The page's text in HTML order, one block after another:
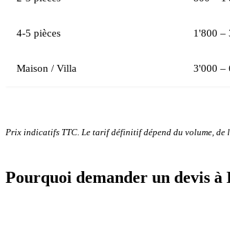
4-5 pièces 1'800 –
Maison / Villa 3'000 –
Prix indicatifs TTC. Le tarif définitif dépend du volume, de
Pourquoi demander un devis à